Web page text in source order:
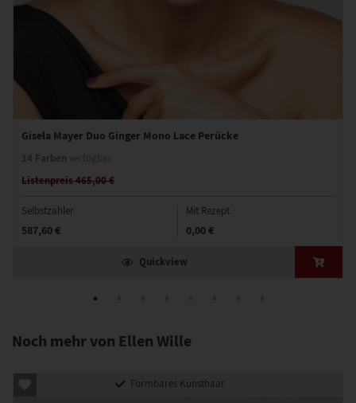
Gisela Mayer Duo Ginger Mono Lace Perücke
Listenpreis 465,00 €
Selbstzahler
587,60 €
Mit Rezept
0,00 €
Quickview
Noch mehr von Ellen Wille
Formbares Kunsthaar